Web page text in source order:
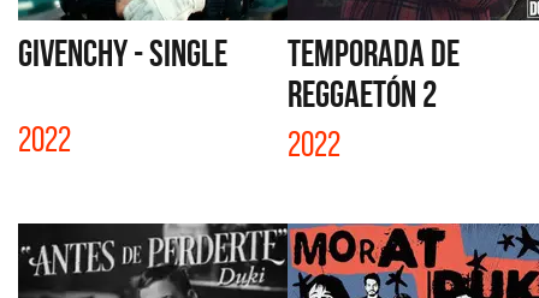
GIVENCHY - SINGLE
2022
TEMPORADA DE
REGGAETÓN 2
2022